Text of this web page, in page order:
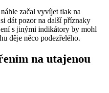
začal vyvíjet tlak na
dát pozor na další příznaky
s jinými indikátory by mohl
děje něco podezřelého.
na utajenou